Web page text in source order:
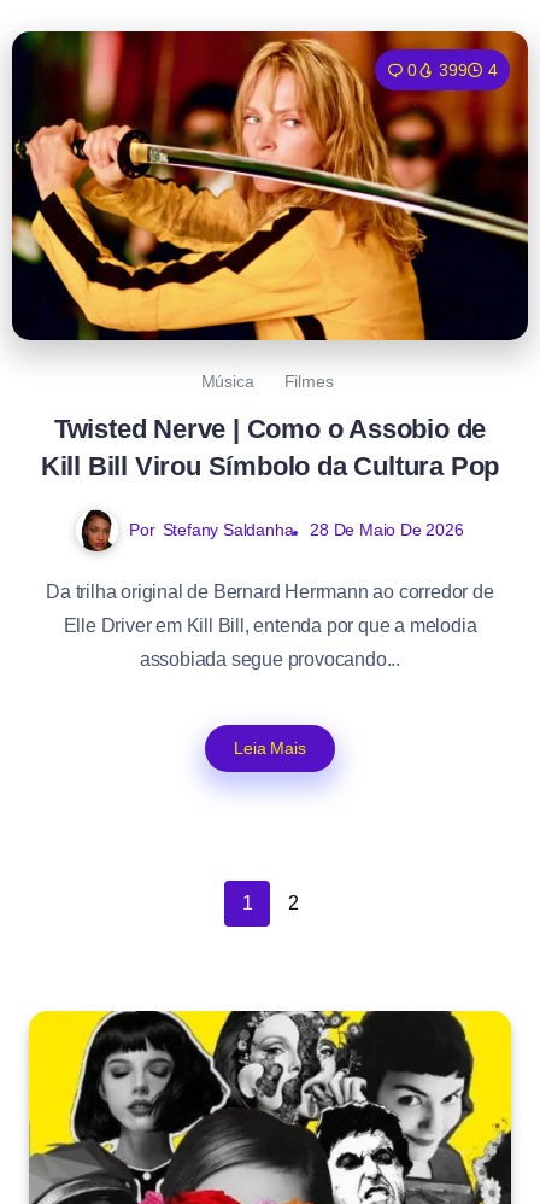
0 399 4
Música Filmes
Twisted Nerve | Como o Assobio de
Kill Bill Virou Símbolo da Cultura Pop
Por Stefany Saldanha 28 De Maio De 2026
Da trilha original de Bernard Herrmann ao corredor de
Elle Driver em Kill Bill, entenda por que a melodia
assobiada segue provocando...
Leia Mais
1 2